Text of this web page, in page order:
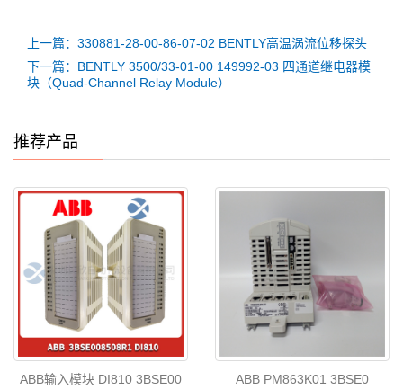
上一篇：330881-28-00-86-07-02 BENTLY高温涡流位移探头
下一篇：BENTLY 3500/33-01-00 149992-03 四通道继电器模
块（Quad-Channel Relay Module）
推荐产品
ABB输入模块 DI810 3BSE00 ABB PM863K01 3BSE0